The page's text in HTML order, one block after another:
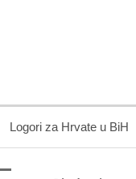
Logori za Hrvate u BiH